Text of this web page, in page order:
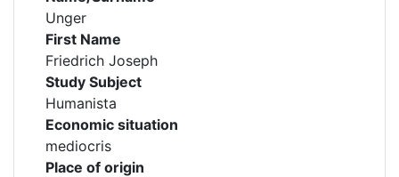
Unger
First Name
Friedrich Joseph
Study Subject
Humanista
Economic situation
mediocris
Place of origin